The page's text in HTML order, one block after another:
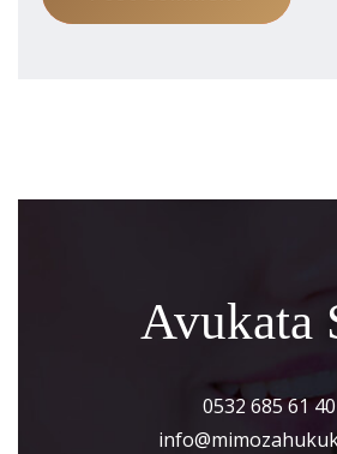
Avukata
0532 685 61 40